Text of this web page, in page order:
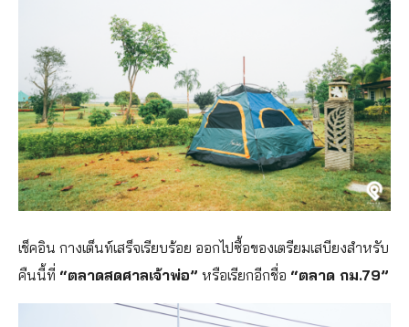
เช็คอิน กางเต็นท์เสร็จเรียบร้อย ออกไปซื้อของเตรียมเสบียงสำหรับ
คืนนี้ที่ “ตลาดสดศาลเจ้าพ่อ” หรือเรียกอีกชื่อ “ตลาด กม.79”